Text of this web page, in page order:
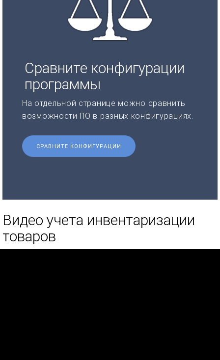
Сравните конфигурации
программы
На отдельной странице можно сравнить
возможности ПО в разных конфигурациях.
СРАВНИТЕ КОНФИГУРАЦИИ
Видео учета инвентаризации
товаров